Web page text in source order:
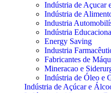
Indústria de Açucar
Indústria de
Industria
Indústria
Energy Saving
Industria
Fabricantes de
Mineracao e
Indústria de Óleo e
Indústria de Açúcar e